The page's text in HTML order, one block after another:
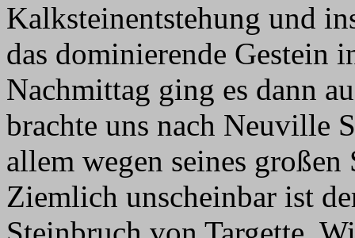
Kalksteinentstehung und
das dominierende Gestein
Nachmittag ging es dann
brachte uns nach Neuville
allem wegen seines
Ziemlich unscheinbar ist